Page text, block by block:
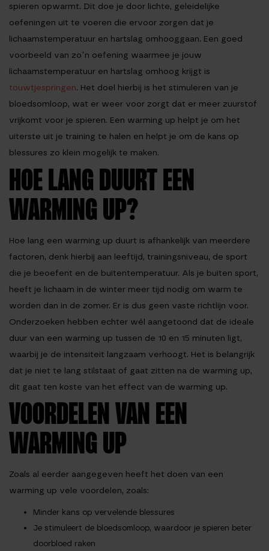
spieren opwarmt. Dit doe je door lichte, geleidelijke
oefeningen uit te voeren die ervoor zorgen dat je
lichaamstemperatuur en hartslag omhooggaan. Een goed
voorbeeld van zo’n oefening waarmee je jouw
lichaamstemperatuur en hartslag omhoog krijgt is
touwtjespringen. Het doel hierbij is het stimuleren van je
bloedsomloop, wat er weer voor zorgt dat er meer zuurstof
vrijkomt voor je spieren. Een warming up helpt je om het
uiterste uit je training te halen en helpt je om de kans op
blessures zo klein mogelijk te maken.
HOE LANG DUURT EEN
WARMING UP?
Hoe lang een warming up duurt is afhankelijk van meerdere
factoren, denk hierbij aan leeftijd, trainingsniveau, de sport
die je beoefent en de buitentemperatuur. Als je buiten sport,
heeft je lichaam in de winter meer tijd nodig om warm te
worden dan in de zomer. Er is dus geen vaste richtlijn voor.
Onderzoeken hebben echter wél aangetoond dat de ideale
duur van een warming up tussen de 10 en 15 minuten ligt,
waarbij je de intensiteit langzaam verhoogt. Het is belangrijk
dat je niet te lang stilstaat of gaat zitten na de warming up,
dit gaat ten koste van het effect van de warming up.
VOORDELEN VAN EEN
WARMING UP
Zoals al eerder aangegeven heeft het doen van een
warming up vele voordelen, zoals:
Minder kans op vervelende blessures
Je stimuleert de bloedsomloop, waardoor je spieren beter
doorbloed raken